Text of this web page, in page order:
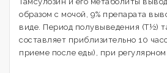
образом с мочой, 9% препарата
виде. Период полувыведения (T½)
составляет приблизительно 10
приеме после еды), при